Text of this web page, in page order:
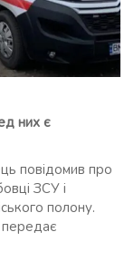
них є
повідомив про
ЗСУ і
полону.
передає